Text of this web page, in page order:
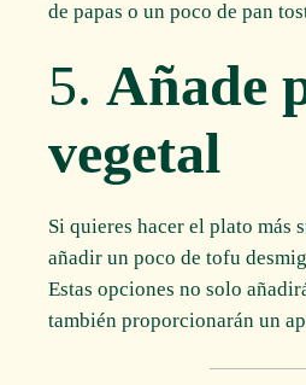
de papas o un poco de pan
5.Añade
vegetal
Si quieres hacer el plato más
añadir un poco de tofu
Estas opciones no solo
también proporcionarán un